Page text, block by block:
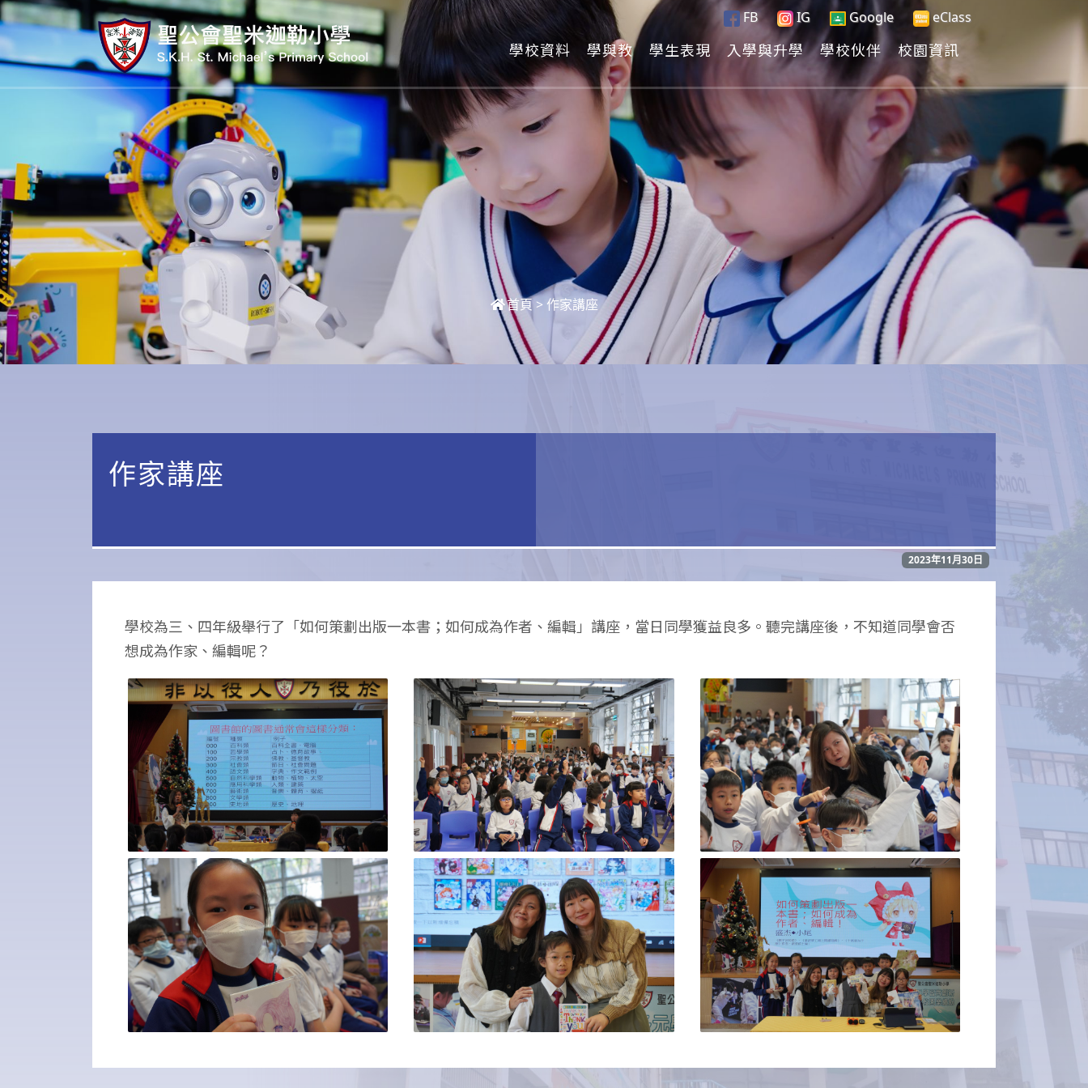
FB IG Google eClass
學校資料 學與教 學生表現 入學與升學 學校伙伴 校園資訊
首頁 > 作家講座
作家講座
2023年11月30日
學校為三、四年級舉行了「如何策劃出版一本書；如何成為作者、編輯」講座，當日同學獲益良多。聽完講座後，不知道同學會否
想成為作家、編輯呢？